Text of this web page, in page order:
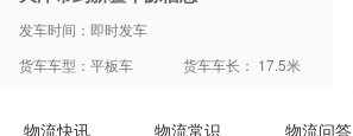
发车时间：即时发车
货车车型：平板车
货车车长： 17.5米
物流快讯 物流常识 物流问答